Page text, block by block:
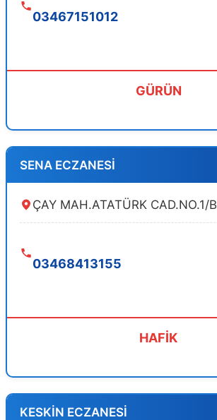
03467151012
GÜRÜN
SENA ECZANESİ
ÇAY MAH.ATATÜRK CAD.NO.1/B
03468413155
HAFİK
KESKİN ECZANESİ